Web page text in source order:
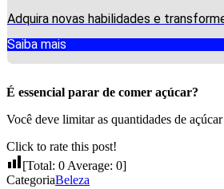
Adquira novas habilidades e
Saiba mais
É essencial parar de comer açúcar?
Você deve limitar as quantidades de
Click to rate this post!
[Total: 0 Average: 0]
CategoriaBeleza